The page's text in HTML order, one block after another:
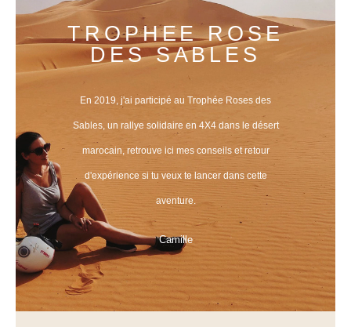
TROPHEE ROSE
DES SABLES
En 2019, j'ai participé au Trophée Roses des
Sables, un rallye solidaire en 4X4 dans le désert
marocain, retrouve ici mes conseils et retour
d'expérience si tu veux te lancer dans cette
aventure.
Camille